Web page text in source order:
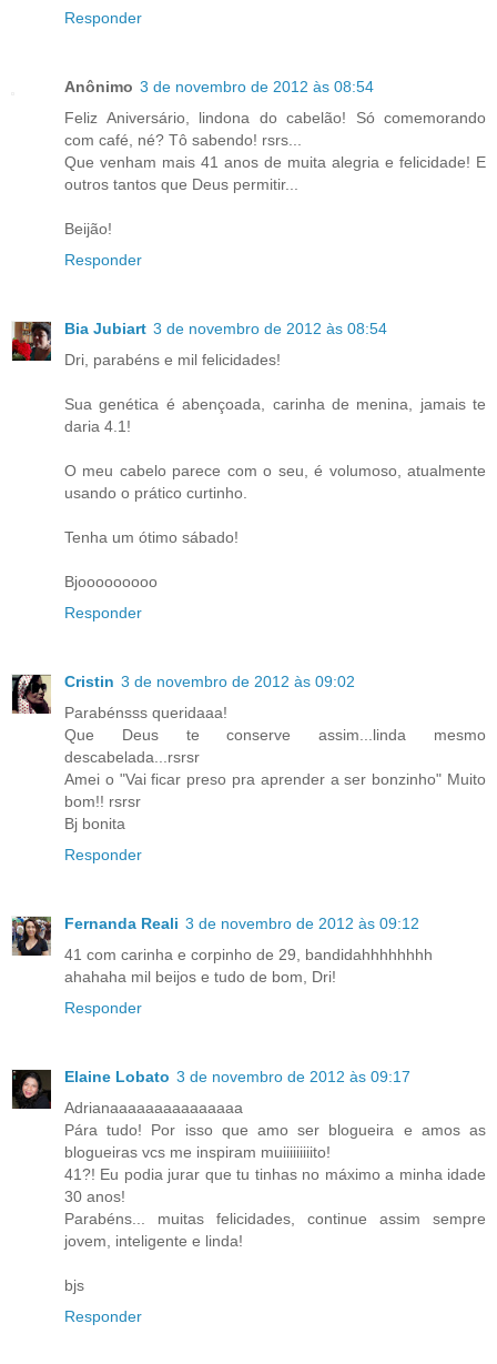
Responder
Anônimo 3 de novembro de 2012 às 08:54
Feliz Aniversário, lindona do cabelão! Só comemorando
com café, né? Tô sabendo! rsrs...
Que venham mais 41 anos de muita alegria e felicidade! E
outros tantos que Deus permitir...
Beijão!
Responder
Bia Jubiart 3 de novembro de 2012 às 08:54
Dri, parabéns e mil felicidades!
Sua genética é abençoada, carinha de menina, jamais te
daria 4.1!
O meu cabelo parece com o seu, é volumoso, atualmente
usando o prático curtinho.
Tenha um ótimo sábado!
Bjooooooooo
Responder
Cristin 3 de novembro de 2012 às 09:02
Parabénsss queridaaa!
Que Deus te conserve assim...linda mesmo
descabelada...rsrsr
Amei o "Vai ficar preso pra aprender a ser bonzinho" Muito
bom!! rsrsr
Bj bonita
Responder
Fernanda Reali 3 de novembro de 2012 às 09:12
41 com carinha e corpinho de 29, bandidahhhhhhhh
ahahaha mil beijos e tudo de bom, Dri!
Responder
Elaine Lobato 3 de novembro de 2012 às 09:17
Adrianaaaaaaaaaaaaaaa
Pára tudo! Por isso que amo ser blogueira e amos as
blogueiras vcs me inspiram muiiiiiiiiito!
41?! Eu podia jurar que tu tinhas no máximo a minha idade
30 anos!
Parabéns... muitas felicidades, continue assim sempre
jovem, inteligente e linda!
bjs
Responder